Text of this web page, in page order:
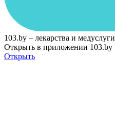
103.by – лекарства и медуслуги
Открыть в приложении 103.by
Открыть